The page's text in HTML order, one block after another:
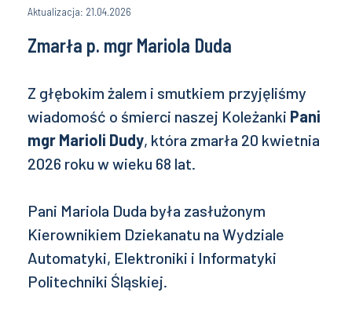
Aktualizacja: 21.04.2026
Zmarła p. mgr Mariola Duda
Z głębokim żalem i smutkiem przyjęliśmy
wiadomość o śmierci naszej Koleżanki Pani
mgr Marioli Dudy, która zmarła 20 kwietnia
2026 roku w wieku 68 lat.
Pani Mariola Duda była zasłużonym
Kierownikiem Dziekanatu na Wydziale
Automatyki, Elektroniki i Informatyki
Politechniki Śląskiej.